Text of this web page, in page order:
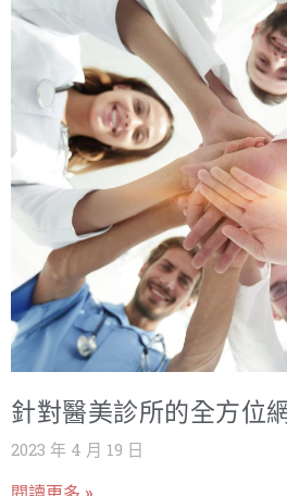
針對醫美診所的全方位
2023 年 4 月 19 日